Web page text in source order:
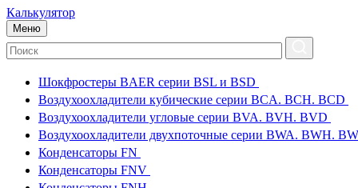
Калькулятор
Меню
Шокфростеры BAER серии BSL и BSD
Воздухоохладители кубические серии BCA. BCH. BCD
Воздухоохладители угловые серии BVA. BVH. BVD
Воздухоохладители двухпоточные серии BWA. BWH.
Конденсаторы FN
Конденсаторы FNV